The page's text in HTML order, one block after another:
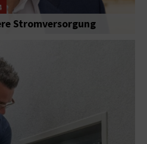
Stromversorgung